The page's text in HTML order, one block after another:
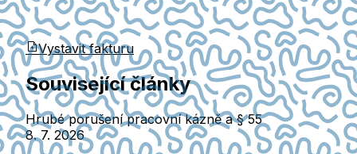
Vystavit fakturu
Související články
Hrubé porušení pracovní kázně a § 55
8. 7. 2026